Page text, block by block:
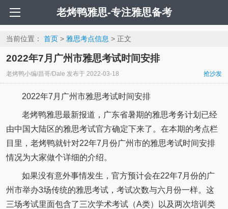
老烤鸭雅思-专注雅思备考
当前位置： 首页> 雅思考点信息 > 正文
2022年7月广州市雅思考试时间安排
老烤鸭小编/昌哥/Dale 发布于 2022-03-18 抢沙发
2022年7月广州市雅思考试时间安排
老烤鸭雅思最新报道，广东省暑期的雅思考务计划已经
由中国大陆区的雅思考试官方确定下来了。在本期的考点栏
目里，老烤鸭就针对22年7月份广州市的雅思考试时间安排
情况为大家做个详细的介绍。
如果没有意外事情发生，官方预计会在22年7月份的广
州市举办3场传统的雅思考试，考试次数与六月份一样。这
三场考试里面包含了三次学术考试（A类）以及两次培训类